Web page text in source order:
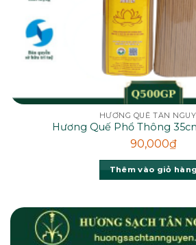
HƯƠNG QUẾ TÂN
Hương Quế Phổ Thông
90,000₫
Thêm vào giỏ